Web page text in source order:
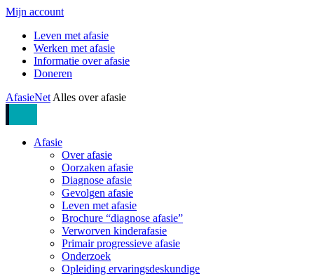
Mijn account
Leven met afasie
Werken met afasie
Informatie over afasie
Doneren
AfasieNet Alles over afasie
Afasie
Over afasie
Oorzaken afasie
Diagnose afasie
Gevolgen afasie
Leven met afasie
Brochure “diagnose afasie”
Verworven kinderafasie
Primair progressieve afasie
Onderzoek
Opleiding ervaringsdeskundige